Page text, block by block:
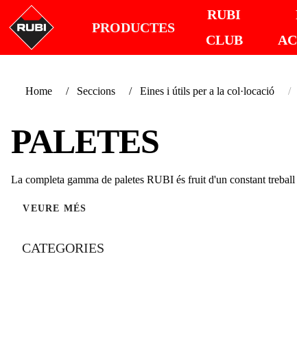
PRODUCTES
RUBI
CLUB
Home Seccions Eines i útils per a la col·locació
PALETES
La completa gamma de paletes RUBI és fruit d'un constant treball
VEURE MÉS
CATEGORIES